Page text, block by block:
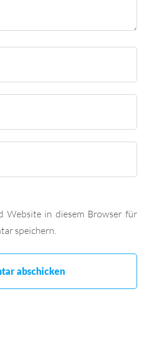
Website in diesem Browser für
speichern.